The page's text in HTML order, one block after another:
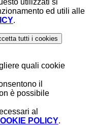
utilizzati si
ed utili alle
.
tutti i cookies
quali cookie
il
è possibile
al
POLICY.